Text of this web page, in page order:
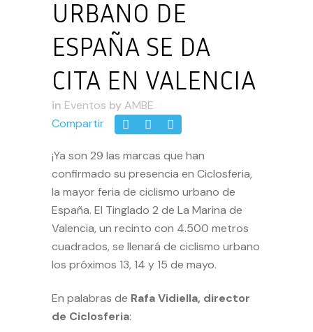
URBANO DE
ESPAÑA SE DA
CITA EN VALENCIA
in Eventos by AMBE
Compartir
¡Ya son 29 las marcas que han
confirmado su presencia en Ciclosferia,
la mayor feria de ciclismo urbano de
España. El Tinglado 2 de La Marina de
Valencia, un recinto con 4.500 metros
cuadrados, se llenará de ciclismo urbano
los próximos 13, 14 y 15 de mayo.
En palabras de Rafa Vidiella, director
de Ciclosferia: